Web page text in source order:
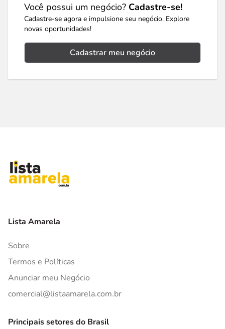
Você possui um negócio? Cadastre-se!
Cadastre-se agora e impulsione seu negócio. Explore
novas oportunidades!
Cadastrar meu negócio
Lista Amarela
Sobre
Termos e Políticas
Anunciar meu Negócio
comercial@listaamarela.com.br
Principais setores do Brasil